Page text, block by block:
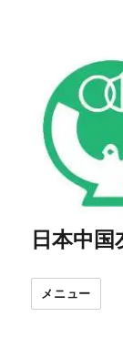
日本中
メニュー